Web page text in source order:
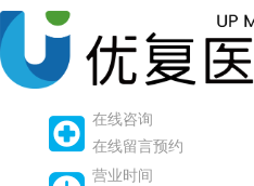
在线咨询
在线留言预约
营业时间